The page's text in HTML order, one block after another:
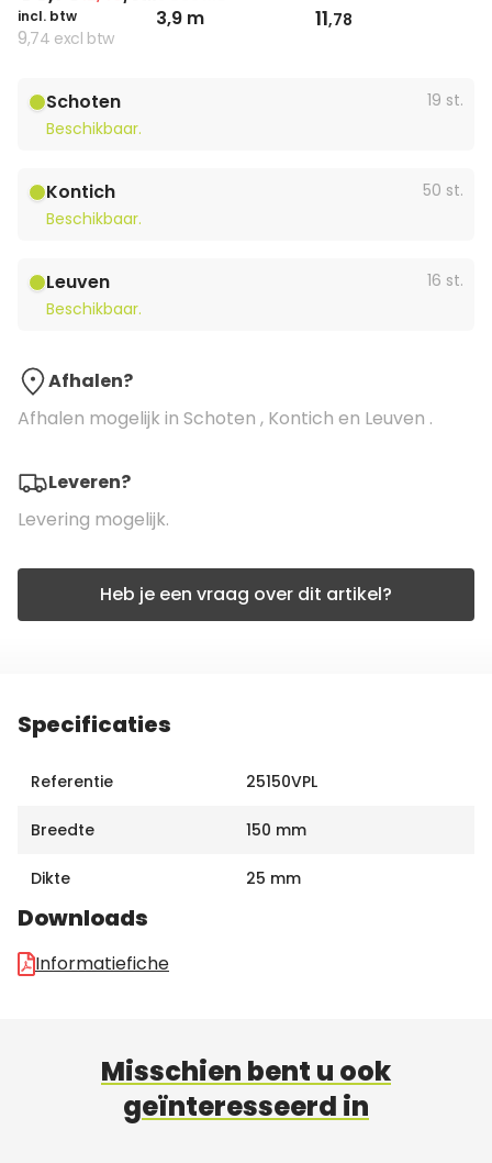
incl. btw
9,74 excl btw
3,9 m 11,78
Schoten
19 st.
Beschikbaar.
Kontich
50 st.
Beschikbaar.
Leuven
16 st.
Beschikbaar.
Afhalen?
Afhalen mogelijk in Schoten , Kontich en Leuven .
Leveren?
Levering mogelijk.
Heb je een vraag over dit artikel?
Specificaties
Referentie 25150VPL
Breedte 150 mm
Dikte 25 mm
Downloads
Informatiefiche
Misschien bent u ook
geïnteresseerd in